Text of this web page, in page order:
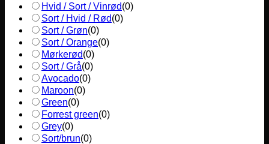
Hvid / Sort / Vinrød(0)
Sort / Hvid / Rød(0)
Sort / Grøn(0)
Sort / Orange(0)
Mørkerød(0)
Sort / Grå(0)
Avocado(0)
Maroon(0)
Green(0)
Forrest green(0)
Grey(0)
Sort/brun(0)